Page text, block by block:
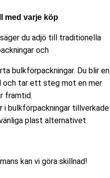
med varje köp
du adjö till traditionella
och
bulkförpackningar. Du blir en
och tar ett steg mot en mer
framtid.
i bulkförpackningar tillverkade
plast alternativet.
kan vi göra skillnad!